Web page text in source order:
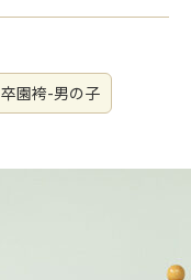
卒園袴-男の子